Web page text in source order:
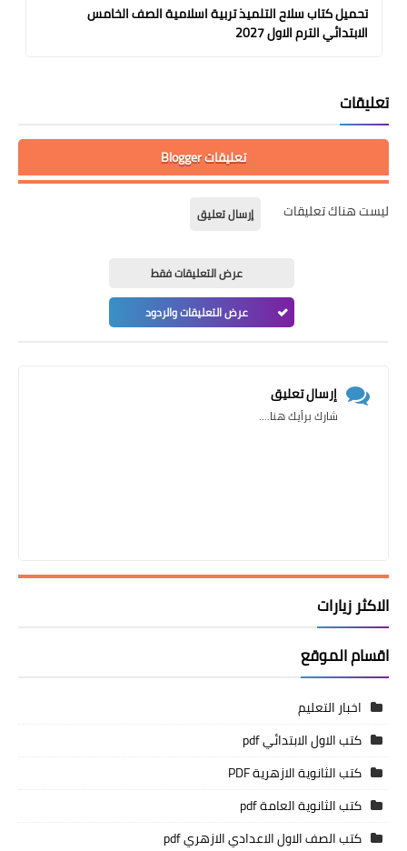
تحميل كتاب سلاح التلميذ تربية اسلامية الصف الخامس
الابتدائي الترم الاول 2027
تعليقات
تعليقات Blogger
ليست هناك تعليقات إرسال تعليق
عرض التعليقات فقط
عرض التعليقات والردود
إرسال تعليق
شارك برأيك هنا....
الاكثر زيارات
اقسام الموقع
اخبار التعليم
كتب الاول الابتدائي pdf
كتب الثانوية الازهرية PDF
كتب الثانوية العامة pdf
كتب الصف الاول الاعدادي الازهري pdf